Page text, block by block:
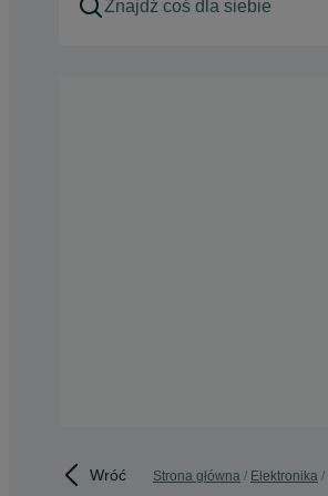
Wróć Strona główna Elektronika